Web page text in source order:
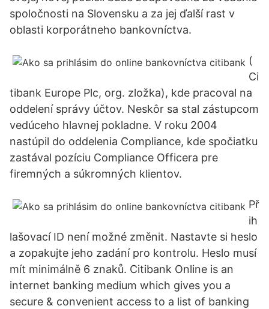
spoločnosti na Slovensku a za jej ďalší rast v
oblasti korporátneho bankovníctva.
(
Ci
tibank Europe Plc, org. zložka), kde pracoval na
oddelení správy účtov. Neskôr sa stal zástupcom
vedúceho hlavnej pokladne. V roku 2004
nastúpil do oddelenia Compliance, kde spočiatku
zastával pozíciu Compliance Officera pre
firemných a súkromných klientov.
Př
ih
lašovací ID není možné změnit. Nastavte si heslo
a zopakujte jeho zadání pro kontrolu. Heslo musí
mít minimálně 6 znaků. Citibank Online is an
internet banking medium which gives you a
secure & convenient access to a list of banking